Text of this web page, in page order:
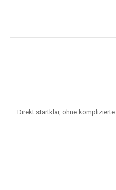
Direkt startklar, ohne